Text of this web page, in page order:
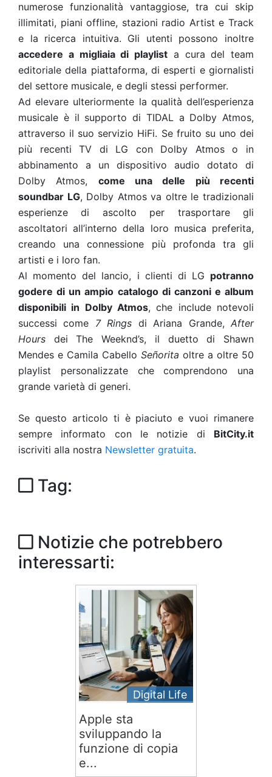
numerose funzionalità vantaggiose, tra cui skip
illimitati, piani offline, stazioni radio Artist e Track
e la ricerca intuitiva. Gli utenti possono inoltre
accedere a migliaia di playlist a cura del team
editoriale della piattaforma, di esperti e giornalisti
del settore musicale, e degli stessi performer.
Ad elevare ulteriormente la qualità dell’esperienza
musicale è il supporto di TIDAL a Dolby Atmos,
attraverso il suo servizio HiFi. Se fruito su uno dei
più recenti TV di LG con Dolby Atmos o in
abbinamento a un dispositivo audio dotato di
Dolby Atmos, come una delle più recenti
soundbar LG, Dolby Atmos va oltre le tradizionali
esperienze di ascolto per trasportare gli
ascoltatori all’interno della loro musica preferita,
creando una connessione più profonda tra gli
artisti e i loro fan.
Al momento del lancio, i clienti di LG potranno
godere di un ampio catalogo di canzoni e album
disponibili in Dolby Atmos, che include notevoli
successi come 7 Rings di Ariana Grande,After
Hours dei The Weeknd’s, il duetto di Shawn
Mendes e Camila Cabello Señorita oltre a oltre 50
playlist personalizzate che comprendono una
grande varietà di generi.
Se questo articolo ti è piaciuto e vuoi rimanere
sempre informato con le notizie di BitCity.it
iscriviti alla nostra Newsletter gratuita.
Tag:
Notizie che potrebbero
interessarti:
Digital Life
Apple sta
sviluppando la
funzione di copia
e...